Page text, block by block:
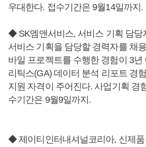
우대한다. 접수기간은 9월14일까지.
◆ SK엠앤서비스, 서비스 기획 담당
서비스 기획을 담당할 경력자를 채
바일 프로젝트를 수행한 경험이 3년
리틱스(GA) 데이터 분석 리포트 경
지원 자격이 주어진다. 사업기획 경
수기간은 9월9일까지.
◆ 제이티인터내셔널코리아, 신제품